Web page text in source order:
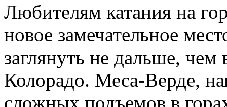
Любителям катания на
новое замечательное
заглянуть не дальше,
Колорадо. Меса-Верде,
сложных подъемов в